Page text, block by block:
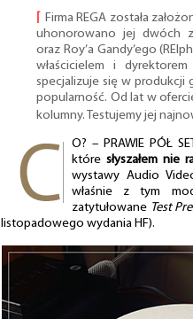
Firma REGA została
uhonorowano jej dwóch
oraz Roy’a Gandy’ego
właścicielem i
specjalizuje się w produkcji
popularność. Od lat w
kolumny. Testujemy jej
O? – PRAWIE PÓŁ
które słyszałem nie
wystawy Audio
właśnie z tym
zatytułowane Test
listopadowego wydania HF).